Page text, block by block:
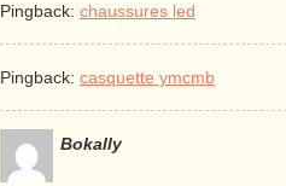
Pingback: chaussures led
Pingback: casquette ymcmb
Bokally